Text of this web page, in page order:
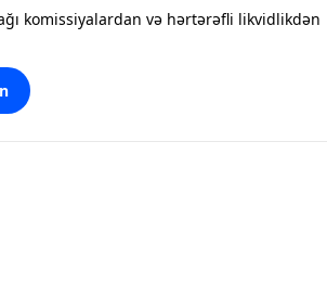
komissiyalardan və hərtərəfli likvidlikdən